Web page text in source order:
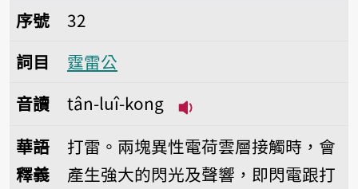
序號32霆雷公
序號
32
詞目
霆雷公
音讀
tân-luî-kong
華語
釋義
打雷。兩塊異性電荷雲層接觸時，會
產生強大的閃光及聲響，即閃電跟打